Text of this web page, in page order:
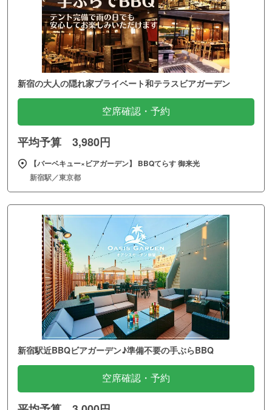
新宿の大人の隠れ家プライベート和テラスビアガーデン
空席確認・予約
平均予算 3,980円
【バーベキュー×ビアガーデン】 BBQてらす 御来光
新宿駅／東京都
新宿駅近BBQビアガーデン♪準備不要の手ぶらBBQ
空席確認・予約